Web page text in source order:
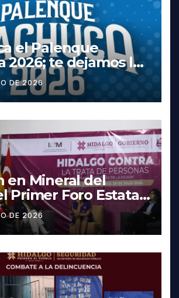
el Palenque
2026; te dejamos la
completa, las
los precios
DE 2026
en Mineral del
Primer Foro Estatal
Trata de Personas
DE 2026